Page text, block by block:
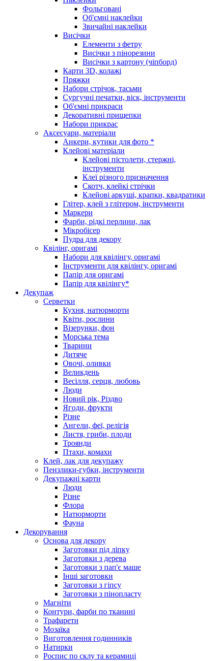
Фольговані
Об'ємні наклейки
Звичайні наклейки
Висічки
Елементи з фетру
Висічки з пінорезини
Висічки з картону (чіпборд)
Карти 3D, колажі
Пряжки
Набори стрічок, тасьми
Сургучні печатки, віск, інструменти
Об'ємні прикраси
Декоративні прищепки
Набори прикрас
Аксесуари, матеріали
Анкери, кутики для фото *
Клейові матеріали
Клейові пістолети, стержні,
інструменти
Клеї різного призначення
Скотч, клейкі стрічки
Клейові аркуші, крапки, квадратики
Глітер, клей з глітером, інструменти
Маркери
Фарби, рідкі перлини, лак
Мікробісер
Пудра для декору
Квілінг, оригамі
Набори для квілінгу, оригамі
Інструменти для квілінгу, оригамі
Папір для оригамі
Папір для квілінгу*
Декупаж
Серветки
Кухня, натюрморти
Квіти, рослини
Візерунки, фон
Морська тема
Тварини
Дитяче
Овочі, оливки
Великдень
Весілля, серця, любовь
Люди
Новий рік, Різдво
Ягоди, фрукти
Різне
Ангели, феї, релігія
Листя, гриби, плоди
Троянди
Птахи, комахи
Клей, лак для декупажу
Пензлики-губки, інструменти
Декупажні карти
Люди
Різне
Флора
Натюрморти
Фауна
Декорування
Основа для декору
Заготовки під ліпку
Заготовки з дерева
Заготовки з пап'є маше
Інші заготовки
Заготовки з гіпсу
Заготовки з пінопласту
Магніти
Контури, фарби по тканині
Трафарети
Мозаїка
Виготовлення годинників
Натирки
Роспис по склу та керамиці